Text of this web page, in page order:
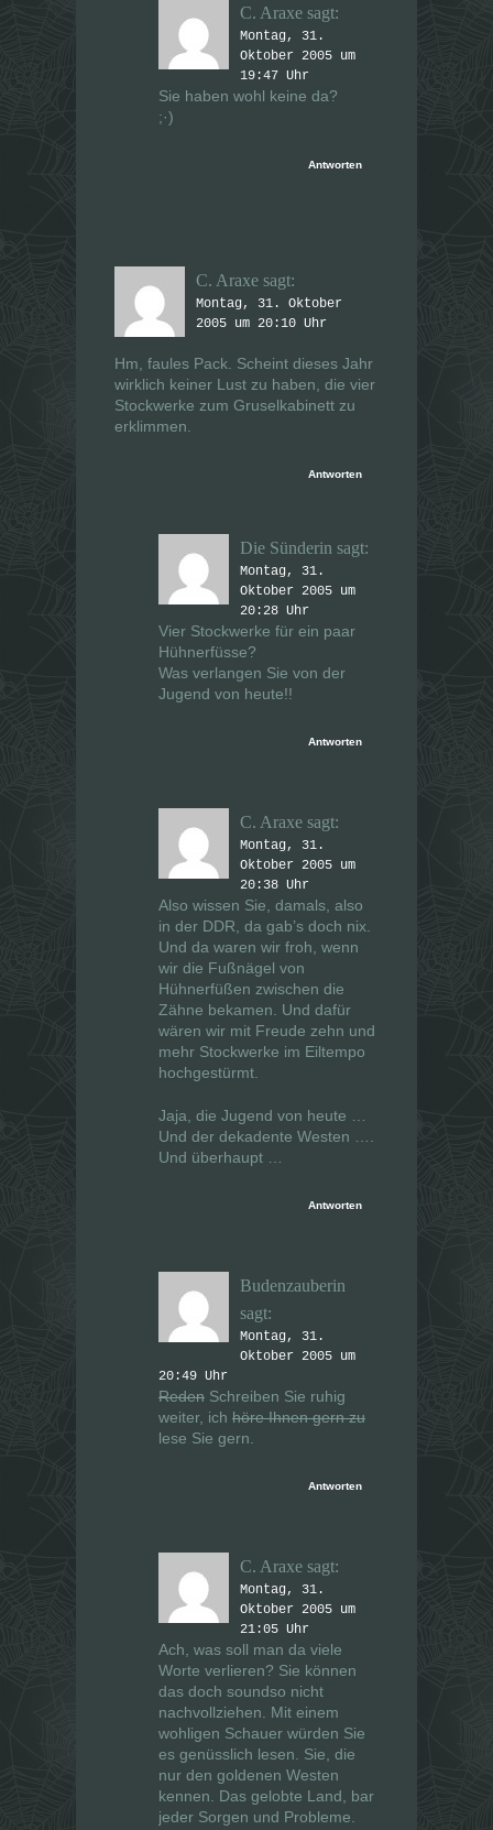
C. Araxe sagt:
Montag, 31.
Oktober 2005 um
19:47 Uhr
Sie haben wohl keine da?
;·)
Antworten
C. Araxe sagt:
Montag, 31. Oktober
2005 um 20:10 Uhr
Hm, faules Pack. Scheint dieses Jahr
wirklich keiner Lust zu haben, die vier
Stockwerke zum Gruselkabinett zu
erklimmen.
Antworten
Die Sünderin sagt:
Montag, 31.
Oktober 2005 um
20:28 Uhr
Vier Stockwerke für ein paar
Hühnerfüsse?
Was verlangen Sie von der
Jugend von heute!!
Antworten
C. Araxe sagt:
Montag, 31.
Oktober 2005 um
20:38 Uhr
Also wissen Sie, damals, also
in der DDR, da gab’s doch nix.
Und da waren wir froh, wenn
wir die Fußnägel von
Hühnerfüßen zwischen die
Zähne bekamen. Und dafür
wären wir mit Freude zehn und
mehr Stockwerke im Eiltempo
hochgestürmt.
Jaja, die Jugend von heute …
Und der dekadente Westen ….
Und überhaupt …
Antworten
Budenzauberin
sagt:
Montag, 31.
Oktober 2005 um
20:49 Uhr
Reden Schreiben Sie ruhig
weiter, ich höre Ihnen gern zu
lese Sie gern.
Antworten
C. Araxe sagt:
Montag, 31.
Oktober 2005 um
21:05 Uhr
Ach, was soll man da viele
Worte verlieren? Sie können
das doch soundso nicht
nachvollziehen. Mit einem
wohligen Schauer würden Sie
es genüsslich lesen. Sie, die
nur den goldenen Westen
kennen. Das gelobte Land, bar
jeder Sorgen und Probleme.